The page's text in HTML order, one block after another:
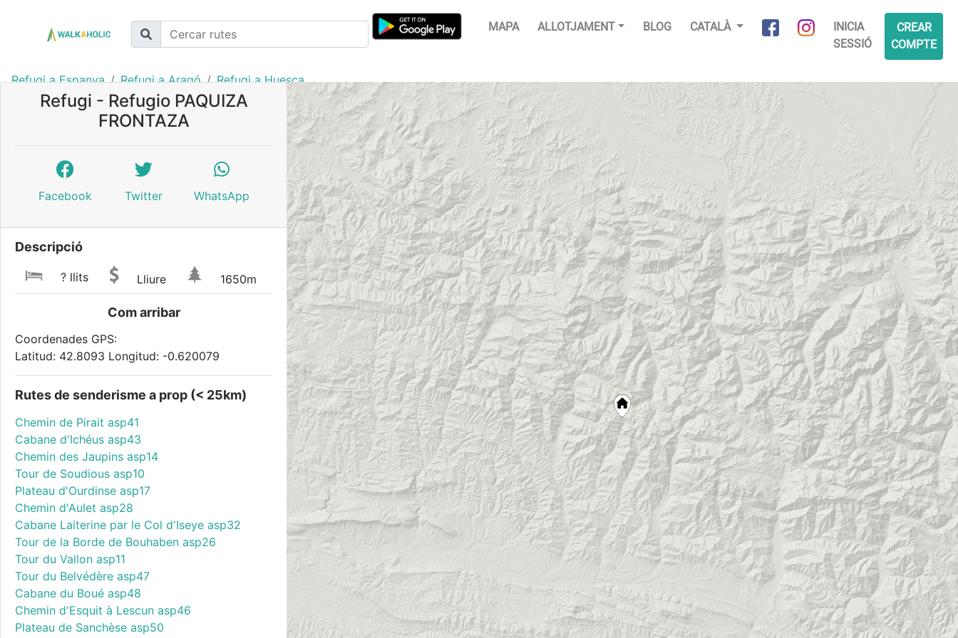
MAPA ALLOTJAMENT BLOG CATALÀ
INICIA
SESSIÓ
CREAR
COMPTE
Refugi a Espanya Refugi a Aragó Refugi a Huesca
Refugi - Refugio PAQUIZA
FRONTAZA
Facebook Twitter WhatsApp
Descripció
? llits Lliure 1650m
Com arribar
Coordenades GPS:
Latitud: 42.8093 Longitud: -0.620079
Rutes de senderisme a prop (< 25km)
Chemin de Pirait asp41
Cabane d'Ichéus asp43
Chemin des Jaupins asp14
Tour de Soudious asp10
Plateau d'Ourdinse asp17
Chemin d'Aulet asp28
Cabane Laiterine par le Col d'Iseye asp32
Tour de la Borde de Bouhaben asp26
Tour du Vallon asp11
Tour du Belvédère asp47
Cabane du Boué asp48
Chemin d'Esquit à Lescun asp46
Plateau de Sanchèse asp50